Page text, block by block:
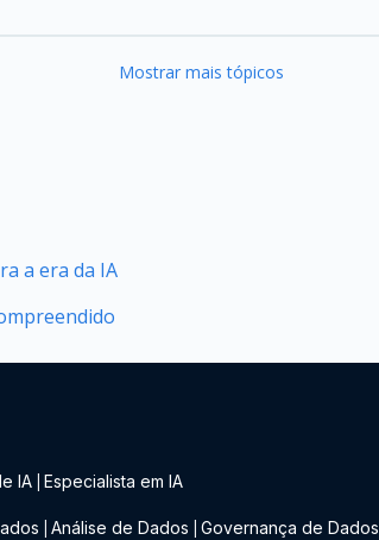
Mostrar mais tópicos
a era da IA
IA Especialista em IA
Análise de Dados Governança de Dados